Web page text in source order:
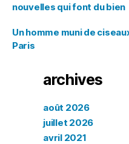
nouvelles qui font du bien
Un homme muni de
Paris
archives
août 2026
juillet 2026
avril 2021